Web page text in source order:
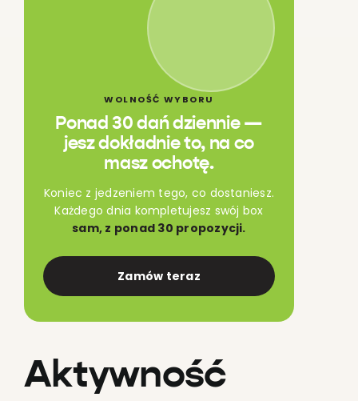
WOLNOŚĆ WYBORU
Ponad 30 dań dziennie —
jesz dokładnie to, na co
masz ochotę.
Koniec z jedzeniem tego, co dostaniesz.
Każdego dnia kompletujesz swój box
sam, z ponad 30 propozycji.
Zamów teraz
Aktywność